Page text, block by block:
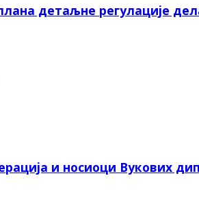
детаљне регулације
и носиоци Вукових